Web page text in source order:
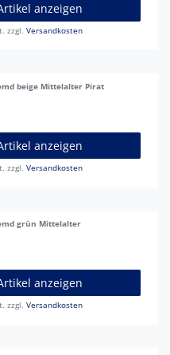
anzeigen
zzgl.Versandkosten
beige Mittelalter Pirat
anzeigen
zzgl.Versandkosten
grün Mittelalter
anzeigen
zzgl.Versandkosten